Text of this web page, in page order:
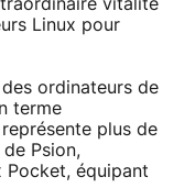
vitalité
Linux pour
ordinateurs de
terme
plus de
Psion,
Pocket, équipant